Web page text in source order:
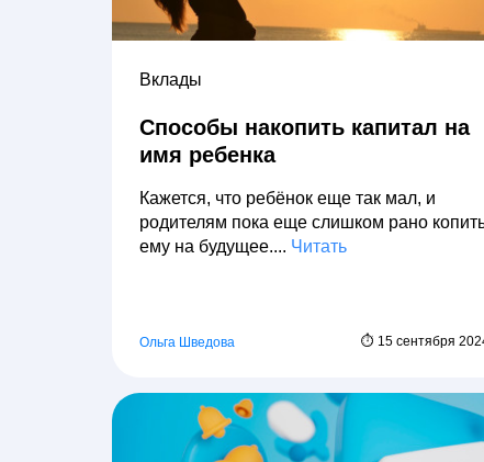
Вклады
Способы накопить капитал на
имя ребенка
Кажется, что ребёнок еще так мал, и
родителям пока еще слишком рано
ему на будущее.... Читать
Ольга Шведова ⏱ 15 сентября